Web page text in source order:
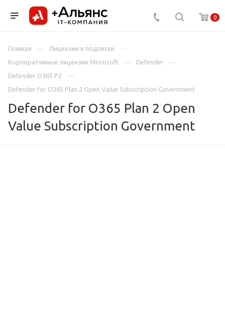
0
Главная
Лицензии и подписки
Корпоративные лицензии Microsoft
Defender
Defender O365 P2
Defender for O365 Plan 2 Open Value Subscription Government
Defender for O365 Plan 2 Open
Value Subscription Government